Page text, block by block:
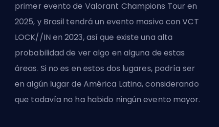
primer evento de Valorant Champions Tour en
2025, y Brasil tendrá un evento masivo con VCT
LOCK//IN en 2023, así que existe una alta
probabilidad de ver algo en alguna de estas
áreas. Si no es en estos dos lugares, podría ser
en algún lugar de América Latina, considerando
que todavía no ha habido ningún evento mayor.